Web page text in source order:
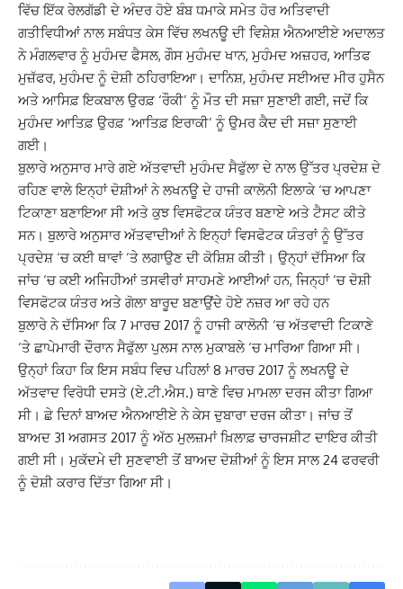
ਵਿੱਚ ਇੱਕ ਰੇਲਗੱਡੀ ਦੇ ਅੰਦਰ ਹੋਏ ਬੰਬ ਧਮਾਕੇ ਸਮੇਤ ਹੋਰ ਅਤਿਵਾਦੀ
ਗਤੀਵਿਧੀਆਂ ਨਾਲ ਸਬੰਧਤ ਕੇਸ ਵਿੱਚ ਲਖਨਊ ਦੀ ਵਿਸ਼ੇਸ਼ ਐਨਆਈਏ ਅਦਾਲਤ
ਨੇ ਮੰਗਲਵਾਰ ਨੂੰ ਮੁਹੰਮਦ ਫੈਸਲ, ਗੌਸ ਮੁਹੰਮਦ ਖਾਨ, ਮੁਹੰਮਦ ਅਜ਼ਹਰ, ਆਤਿਫ
ਮੁਜ਼ੱਫਰ, ਮੁਹੰਮਦ ਨੂੰ ਦੋਸ਼ੀ ਠਹਿਰਾਇਆ। ਦਾਨਿਸ਼, ਮੁਹੰਮਦ ਸਈਅਦ ਮੀਰ ਹੁਸੈਨ
ਅਤੇ ਆਸਿਫ਼ ਇਕਬਾਲ ਉਰਫ਼ ‘ਰੌਕੀ’ ਨੂੰ ਮੌਤ ਦੀ ਸਜ਼ਾ ਸੁਣਾਈ ਗਈ, ਜਦੋਂ ਕਿ
ਮੁਹੰਮਦ ਆਤਿਫ਼ ਉਰਫ਼ ‘ਆਤਿਫ਼ ਇਰਾਕੀ’ ਨੂੰ ਉਮਰ ਕੈਦ ਦੀ ਸਜ਼ਾ ਸੁਣਾਈ
ਗਈ।
ਬੁਲਾਰੇ ਅਨੁਸਾਰ ਮਾਰੇ ਗਏ ਅੱਤਵਾਦੀ ਮੁਹੰਮਦ ਸੈਫੁੱਲਾ ਦੇ ਨਾਲ ਉੱਤਰ ਪ੍ਰਦੇਸ਼ ਦੇ
ਰਹਿਣ ਵਾਲੇ ਇਨ੍ਹਾਂ ਦੋਸ਼ੀਆਂ ਨੇ ਲਖਨਊ ਦੇ ਹਾਜੀ ਕਾਲੋਨੀ ਇਲਾਕੇ ‘ਚ ਆਪਣਾ
ਟਿਕਾਣਾ ਬਣਾਇਆ ਸੀ ਅਤੇ ਕੁਝ ਵਿਸਫੋਟਕ ਯੰਤਰ ਬਣਾਏ ਅਤੇ ਟੈਸਟ ਕੀਤੇ
ਸਨ। ਬੁਲਾਰੇ ਅਨੁਸਾਰ ਅੱਤਵਾਦੀਆਂ ਨੇ ਇਨ੍ਹਾਂ ਵਿਸਫੋਟਕ ਯੰਤਰਾਂ ਨੂੰ ਉੱਤਰ
ਪ੍ਰਦੇਸ਼ ‘ਚ ਕਈ ਥਾਵਾਂ ‘ਤੇ ਲਗਾਉਣ ਦੀ ਕੋਸ਼ਿਸ਼ ਕੀਤੀ। ਉਨ੍ਹਾਂ ਦੱਸਿਆ ਕਿ
ਜਾਂਚ ‘ਚ ਕਈ ਅਜਿਹੀਆਂ ਤਸਵੀਰਾਂ ਸਾਹਮਣੇ ਆਈਆਂ ਹਨ, ਜਿਨ੍ਹਾਂ ‘ਚ ਦੋਸ਼ੀ
ਵਿਸਫੋਟਕ ਯੰਤਰ ਅਤੇ ਗੋਲਾ ਬਾਰੂਦ ਬਣਾਉਂਦੇ ਹੋਏ ਨਜ਼ਰ ਆ ਰਹੇ ਹਨ
ਬੁਲਾਰੇ ਨੇ ਦੱਸਿਆ ਕਿ 7 ਮਾਰਚ 2017 ਨੂੰ ਹਾਜੀ ਕਾਲੋਨੀ ‘ਚ ਅੱਤਵਾਦੀ ਟਿਕਾਣੇ
‘ਤੇ ਛਾਪੇਮਾਰੀ ਦੌਰਾਨ ਸੈਫੁੱਲਾ ਪੁਲਸ ਨਾਲ ਮੁਕਾਬਲੇ ‘ਚ ਮਾਰਿਆ ਗਿਆ ਸੀ।
ਉਨ੍ਹਾਂ ਕਿਹਾ ਕਿ ਇਸ ਸਬੰਧ ਵਿਚ ਪਹਿਲਾਂ 8 ਮਾਰਚ 2017 ਨੂੰ ਲਖਨਊ ਦੇ
ਅੱਤਵਾਦ ਵਿਰੋਧੀ ਦਸਤੇ (ਏ.ਟੀ.ਐਸ.) ਥਾਣੇ ਵਿਚ ਮਾਮਲਾ ਦਰਜ ਕੀਤਾ ਗਿਆ
ਸੀ। ਛੇ ਦਿਨਾਂ ਬਾਅਦ ਐਨਆਈਏ ਨੇ ਕੇਸ ਦੁਬਾਰਾ ਦਰਜ ਕੀਤਾ। ਜਾਂਚ ਤੋਂ
ਬਾਅਦ 31 ਅਗਸਤ 2017 ਨੂੰ ਅੱਠ ਮੁਲਜ਼ਮਾਂ ਖ਼ਿਲਾਫ਼ ਚਾਰਜਸ਼ੀਟ ਦਾਇਰ ਕੀਤੀ
ਗਈ ਸੀ। ਮੁਕੱਦਮੇ ਦੀ ਸੁਣਵਾਈ ਤੋਂ ਬਾਅਦ ਦੋਸ਼ੀਆਂ ਨੂੰ ਇਸ ਸਾਲ 24 ਫਰਵਰੀ
ਨੂੰ ਦੋਸ਼ੀ ਕਰਾਰ ਦਿੱਤਾ ਗਿਆ ਸੀ।